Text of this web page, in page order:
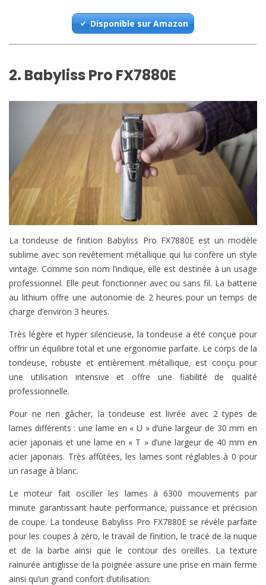
Disponible sur Amazon
2. Babyliss Pro FX7880E
La tondeuse de finition Babyliss Pro FX7880E est un modèle
sublime avec son revêtement métallique qui lui confère un style
vintage. Comme son nom l’indique, elle est destinée à un usage
professionnel. Elle peut fonctionner avec ou sans fil. La batterie
au lithium offre une autonomie de 2 heures pour un temps de
charge d’environ 3 heures.
Très légère et hyper silencieuse, la tondeuse a été conçue pour
offrir un équilibre total et une ergonomie parfaite. Le corps de la
tondeuse, robuste et entièrement métallique, est conçu pour
une utilisation intensive et offre une fiabilité de qualité
professionnelle.
Pour ne rien gâcher, la tondeuse est livrée avec 2 types de
lames différents : une lame en « U » d’une largeur de 30 mm en
acier japonais et une lame en « T » d’une largeur de 40 mm en
acier japonais. Très affûtées, les lames sont réglables à 0 pour
un rasage à blanc.
Le moteur fait osciller les lames à 6300 mouvements par
minute garantissant haute performance, puissance et précision
de coupe. La tondeuse Babyliss Pro FX7880E se révèle parfaite
pour les coupes à zéro, le travail de finition, le tracé de la nuque
et de la barbe ainsi que le contour des oreilles. La texture
rainurée antiglisse de la poignée assure une prise en main ferme
ainsi qu’un grand confort d’utilisation.